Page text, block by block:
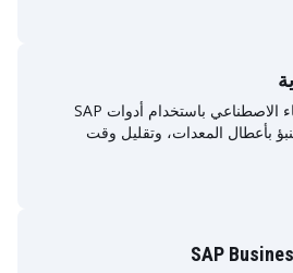
ننّفذ نماذج مدعومة بالذكاء الاصطناعي باستخدام أدوات SAP
بأعطال المعدات، وتقليل وقت